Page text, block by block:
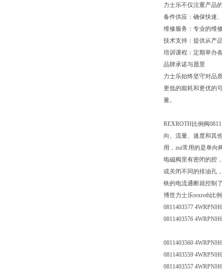
力士乐不仅注重产品
备件供应：确保快速
维修服务：专业的维
技术支持：提供从产
培训课程：定期举办
品牌承诺与愿景
力士乐始终坚守对品
更低的能耗和更优的
量。
REXROTH比例阀
向、流量、速度和其
用，zui常用的是单向
电磁阀里有密闭的腔
或关闭不同的排油孔
铁的电流通断就控制
博世力士乐rexroth比
0811403577
0811403576
0811403560
0811403559
0811403557